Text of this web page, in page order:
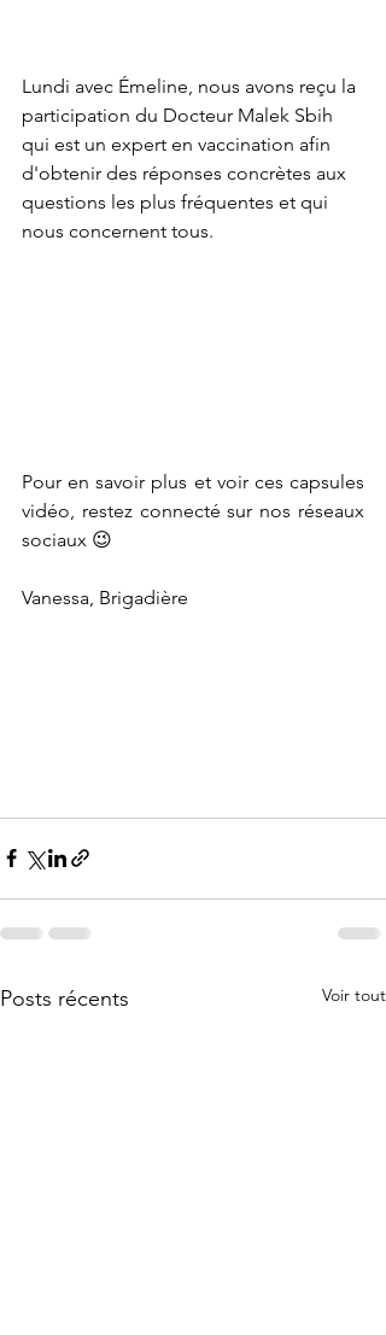
Lundi avec Émeline, nous avons reçu la
participation du Docteur Malek Sbih
qui est un expert en vaccination afin
d'obtenir des réponses concrètes aux
questions les plus fréquentes et qui
nous concernent tous.
Pour en savoir plus et voir ces capsules
vidéo, restez connecté sur nos réseaux
sociaux 😉
Vanessa, Brigadière
Posts récents Voir tout